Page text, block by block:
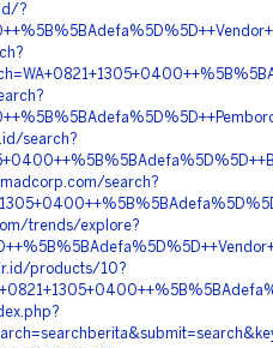
?
search?
search?
trends/explore?
products/10?